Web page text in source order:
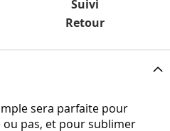
Suivi
Retour
sera parfaite pour
pas, et pour sublimer